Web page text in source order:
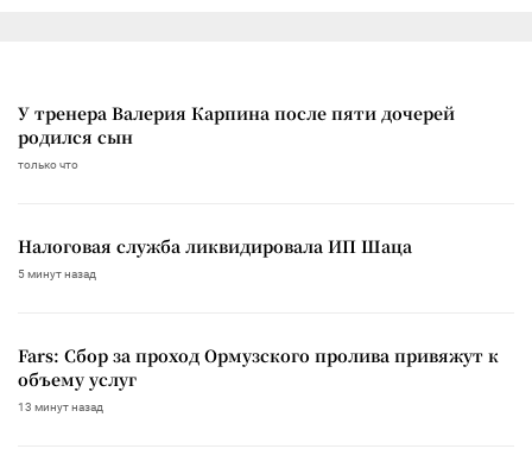
У тренера Валерия Карпина после пяти дочерей
родился сын
только что
Налоговая служба ликвидировала ИП Шаца
5 минут назад
Fars: Сбор за проход Ормузского пролива привяжут к
объему услуг
13 минут назад